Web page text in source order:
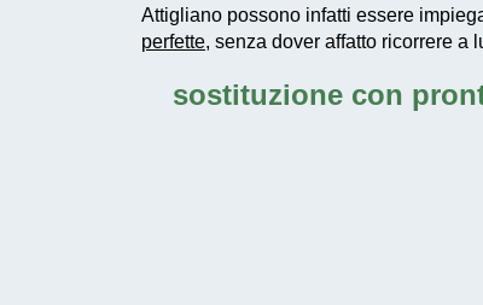
Attigliano possono infatti essere
perfette, senza dover affatto ricorrere a
sostituzione con